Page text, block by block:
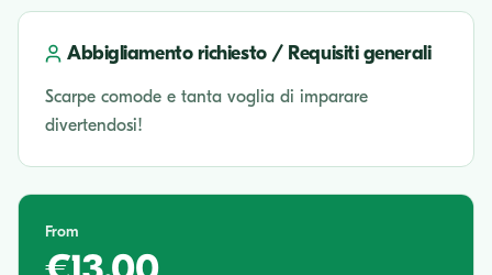
Abbigliamento richiesto / Requisiti generali
Scarpe comode e tanta voglia di imparare
divertendosi!
From